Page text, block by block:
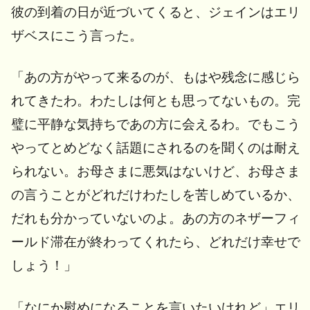
彼の到着の日が近づいてくると、ジェインはエリ
ザベスにこう言った。
「あの方がやって来るのが、もはや残念に感じら
れてきたわ。わたしは何とも思ってないもの。完
璧に平静な気持ちであの方に会えるわ。でもこう
やってとめどなく話題にされるのを聞くのは耐え
られない。お母さまに悪気はないけど、お母さま
の言うことがどれだけわたしを苦しめているか、
だれも分かっていないのよ。あの方のネザーフィ
ールド滞在が終わってくれたら、どれだけ幸せで
しょう！」